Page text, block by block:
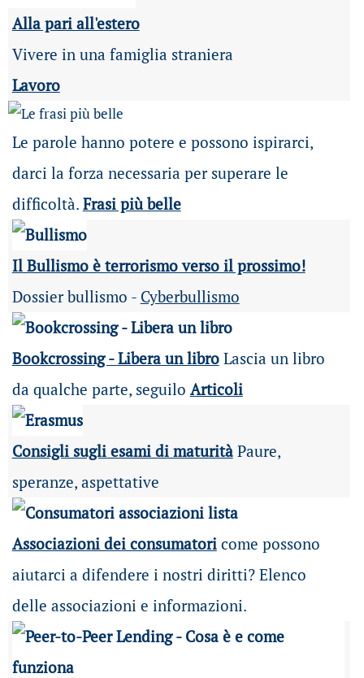
Alla pari all'estero
Vivere in una famiglia straniera
Lavoro
Le parole hanno potere e possono ispirarci,
darci la forza necessaria per superare le
difficoltà. Frasi più belle
Il Bullismo è terrorismo verso il prossimo!
Dossier bullismo - Cyberbullismo
Bookcrossing - Libera un libroLascia un libro
da qualche parte, seguilo Articoli
Consigli sugli esami di maturità Paure,
speranze, aspettative
Associazioni dei consumatoricome possono
aiutarci a difendere i nostri diritti? Elenco
delle associazioni e informazioni.